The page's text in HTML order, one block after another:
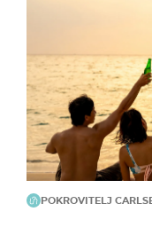
POKROVITELJ